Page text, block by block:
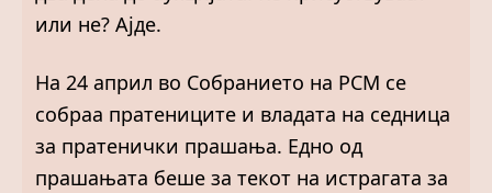
или не? Ајде.
На 24 април во Собранието на РСМ се
собраа пратениците и владата на седница
за пратенички прашања. Едно од
прашањата беше за текот на истрагата за